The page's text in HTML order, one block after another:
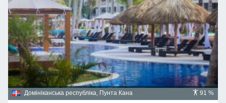
91 %
Домініканська республіка, Пунта Кана